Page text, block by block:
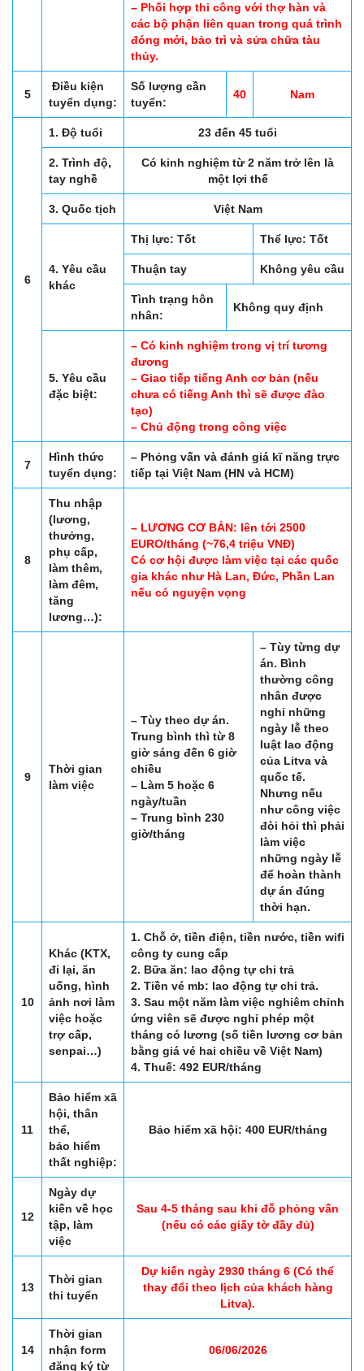
– Phối hợp thi công với thợ hàn và
các bộ phận liên quan trong quá trình
đóng mới, bảo trì và sửa chữa tàu
thủy.
5
Điều kiện
tuyển dụng:
Số lượng cần
tuyển:
40 Nam
6
1. Độ tuổi 23 đến 45 tuổi
2. Trình độ,
tay nghề
Có kinh nghiệm từ 2 năm trở lên là
một lợi thế
3. Quốc tịch Việt Nam
4. Yêu cầu
khác
Thị lực: Tốt Thể lực: Tốt
Thuận tay Không yêu cầu
Tình trạng hôn
nhân:
Không quy định
5. Yêu cầu
đặc biệt:
– Có kinh nghiệm trong vị trí tương
đương
– Giao tiếp tiếng Anh cơ bản (nếu
chưa có tiếng Anh thì sẽ được đào
tạo)
– Chủ động trong công việc
7
Hình thức
tuyển dụng:
– Phỏng vấn và đánh giá kĩ năng trực
tiếp tại Việt Nam (HN và HCM)
8
Thu nhập
(lương,
thưởng,
phụ cấp,
làm thêm,
làm đêm,
tăng
lương…):
– LƯƠNG CƠ BẢN: lên tới 2500
EURO/tháng (~76,4 triệu VNĐ)
Có cơ hội được làm việc tại các quốc
gia khác như Hà Lan, Đức, Phần Lan
nếu có nguyện vọng
9
Thời gian
làm việc
– Tùy theo dự án.
Trung bình thì từ 8
giờ sáng đến 6 giờ
chiều
– Làm 5 hoặc 6
ngày/tuần
– Trung bình 230
giờ/tháng
– Tùy từng dự
án. Bình
thường công
nhân được
nghỉ những
ngày lễ theo
luật lao động
của Litva và
quốc tế.
Nhưng nếu
như công việc
đòi hỏi thì phải
làm việc
những ngày lễ
để hoàn thành
dự án đúng
thời hạn.
10
Khác (KTX,
đi lại, ăn
uống, hình
ảnh nơi làm
việc hoặc
trợ cấp,
senpai…)
1. Chỗ ở, tiền điện, tiền nước, tiền wifi
công ty cung cấp
2. Bữa ăn: lao động tự chi trả
2. Tiền vé mb: lao động tự chi trả.
3. Sau một năm làm việc nghiêm chỉnh
ứng viên sẽ được nghỉ phép một
tháng có lương (số tiền lương cơ bản
bằng giá vé hai chiều về Việt Nam)
4. Thuế: 492 EUR/tháng
11
Bảo hiểm xã
hội, thân
thể,
bảo hiểm
thất nghiệp:
Bảo hiểm xã hội: 400 EUR/tháng
12
Ngày dự
kiến về học
tập, làm
việc
Sau 4-5 tháng sau khi đỗ phỏng vấn
(nếu có các giấy tờ đầy đủ)
13
Thời gian
thi tuyển
Dự kiến ngày 2930 tháng 6 (Có thể
thay đổi theo lịch của khách hàng
Litva).
14
Thời gian
nhận form
đăng ký từ
06/06/2026